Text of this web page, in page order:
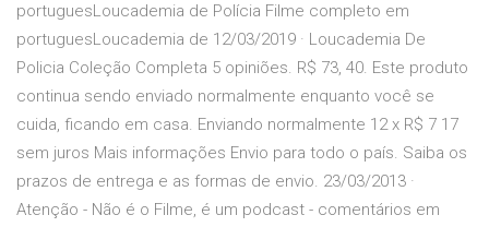
portuguesLoucademia de Polícia Filme completo em
portuguesLoucademia de 12/03/2019 · Loucademia De
Policia Coleção Completa 5 opiniões. R$ 73, 40. Este produto
continua sendo enviado normalmente enquanto você se
cuida, ficando em casa. Enviando normalmente 12 x R$ 7 17
sem juros Mais informações Envio para todo o país. Saiba os
prazos de entrega e as formas de envio. 23/03/2013 ·
Atenção - Não é o Filme, é um podcast - comentários em